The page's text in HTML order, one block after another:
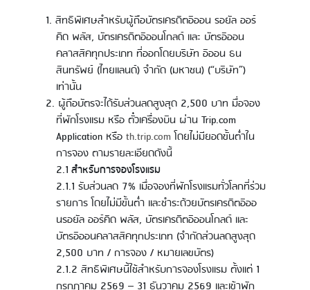
สิทธิพิเศษสำหรับผู้ถือบัตรเครดิตอิออน รอยัล ออร์
คิด พลัส, บัตรเครดิตอิออนโกลด์ และ บัตรอิออน
คลาสสิคทุกประเภท ที่ออกโดยบริษัท อิออน ธน
สินทรัพย์ (ไทยแลนด์) จำกัด (มหาชน) (“บริษัท”)
เท่านั้น
ผู้ถือบัตรจะได้รับส่วนลดสูงสุด 2,500 บาท มื่อจอง
ที่พักโรงแรม หรือ ตั๋วเครื่องบิน ผ่าน Trip.com
Application หรือ th.trip.comโดยไม่มียอดขั้นต่ำใน
การจอง ตามรายละเอียดดังนี้
2.1 สำหรับการจองโรงแรม
2.1.1 รับส่วนลด 7% เมื่อจองที่พักโรงแรมทั่วโลกที่ร่วม
รายการ โดยไม่มีขั้นต่ำ และชำระด้วยบัตรเครดิตอิออ
นรอยัล ออร์คิด พลัส, บัตรเครดิตอิออนโกลด์ และ
บัตรอิออนคลาสสิคทุกประเภท (จำกัดส่วนลดสูงสุด
2,500 บาท / การจอง / หมายเลขบัตร)
2.1.2 สิทธิพิเศษนี้ใช้สำหรับการจองโรงแรม ตั้งแต่ 1
กรกฏาคม 2569 – 31 ธันวาคม 2569 และเข้าพัก